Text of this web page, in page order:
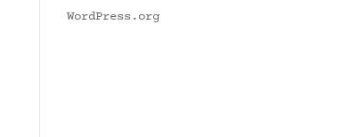
WordPress.org